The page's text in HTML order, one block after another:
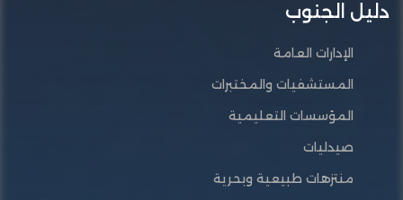
دليل الجنوب
الإدارات العامة
المستشفيات والمختبرات
المؤسسات التعليمية
صيدليات
منتزهات طبيعية وبحرية